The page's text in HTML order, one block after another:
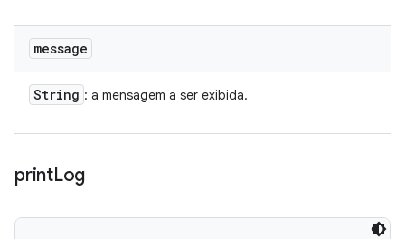
message
String : a mensagem a ser exibida.
printLog